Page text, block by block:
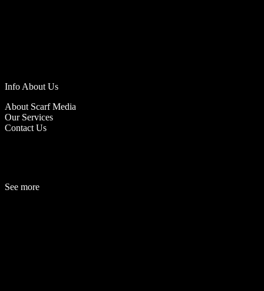
Info About Us
About Scarf Media
Our Services
Contact Us
See more